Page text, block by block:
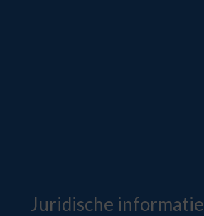
Juridische informatie